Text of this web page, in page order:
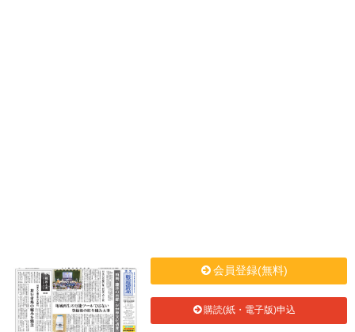
会員登録(無料)
購読(紙・電子版)申込